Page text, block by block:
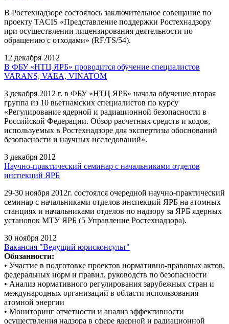
В Ростехнадзоре состоялось заключительное совещание по
проекту TACIS «Представление поддержки Ростехнадзору
при осуществлении лицензирования деятельности по
обращению с отходами» (RF/TS/54).
12 декабря 2012
В ФБУ «НТЦ ЯРБ» проводится обучение специалистов
VARANS, VAEA, VINATOM
3 декабря 2012 г. в ФБУ «НТЦ ЯРБ» начала обучение вторая
группа из 10 вьетнамских специалистов по курсу
«Регулирование ядерной и радиационной безопасности в
Российской Федерации. Обзор расчетных средств и кодов,
используемых в Ростехнадзоре для экспертизы обоснований
безопасности и научных исследований».
3 декабря 2012
Научно-практический семинар с начальниками отделов
инспекций ЯРБ
29-30 ноября 2012г. состоялся очередной научно-практический
семинар с начальниками отделов инспекций ЯРБ на атомных
станциях и начальниками отделов по надзору за ЯРБ ядерных
установок МТУ ЯРБ (5 Управление Ростехнадзора).
30 ноября 2012
Вакансия "Ведущий юрисконсульт"
Обязанности:
• Участие в подготовке проектов нормативно-правовых актов,
федеральных норм и правил, руководств по безопасности
• Анализ нормативного регулирования зарубежных стран и
международных организаций в области использования
атомной энергии
• Мониторинг отчетности и анализ эффективности
осуществления надзора в сфере ядерной и радиационной